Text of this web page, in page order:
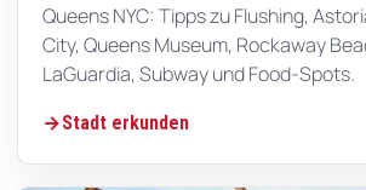
Queens NYC: Tipps zu Flushing,
City, Queens Museum, Rockaway
LaGuardia, Subway und Food-Spots.
Stadt erkunden